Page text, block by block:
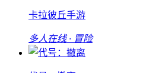
卡拉彼丘手游
多人在线 · 冒险